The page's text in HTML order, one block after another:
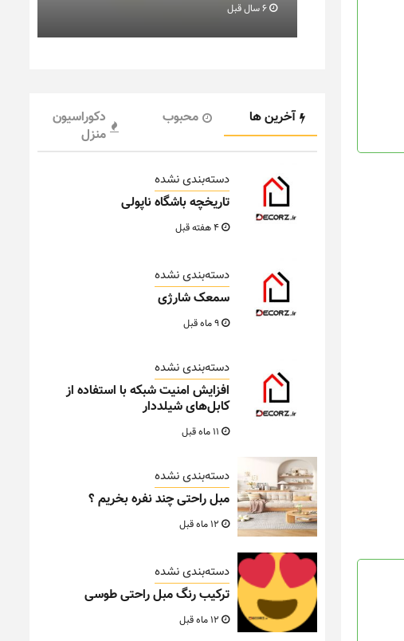
آخرین ها محبوب
دکوراسیون
منزل
دسته‌بندی نشده
تاریخچه باشگاه ناپولی
دسته‌بندی نشده
سمعک شارژی
دسته‌بندی نشده
افزایش امنیت شبکه با استفاده از
کابل‌های شیلددار
دسته‌بندی نشده
مبل راحتی چند نفره بخریم ؟
دسته‌بندی نشده
ترکیب رنگ مبل راحتی طوسی